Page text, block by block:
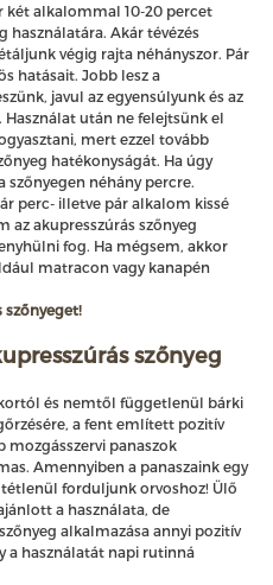
két alkalommal 10-20 percet
használatára. Akár tévézés
végig rajta néhányszor. Pár
hatásait. Jobb lesz a
javul az egyensúlyunk és az
után ne felejtsünk el
mert ezzel tovább
hatékonyságát. Ha úgy
néhány percre.
perc- illetve pár alkalom kissé
az akupresszúrás szőnyeg
fog. Ha mégsem, akkor
matracon vagy kanapén
szőnyeget!
szőnyeg
és nemtől függetlenül bárki
a fent említett pozitív
mozgásszervi panaszok
Amennyiben a panaszaink egy
forduljunk orvoshoz! Ülő
a használata, de
alkalmazása annyi pozitív
a használatát napi rutinná